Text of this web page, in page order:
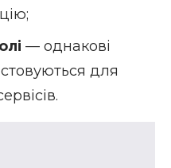
— однакові
для